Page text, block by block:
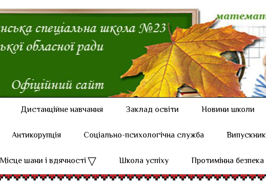
Дистанційне навчання Заклад освіти Новини школи
Антикорупція Соціально-психологічна служба
Місце шани і вдячності
Школа успіху Протимінна безпека